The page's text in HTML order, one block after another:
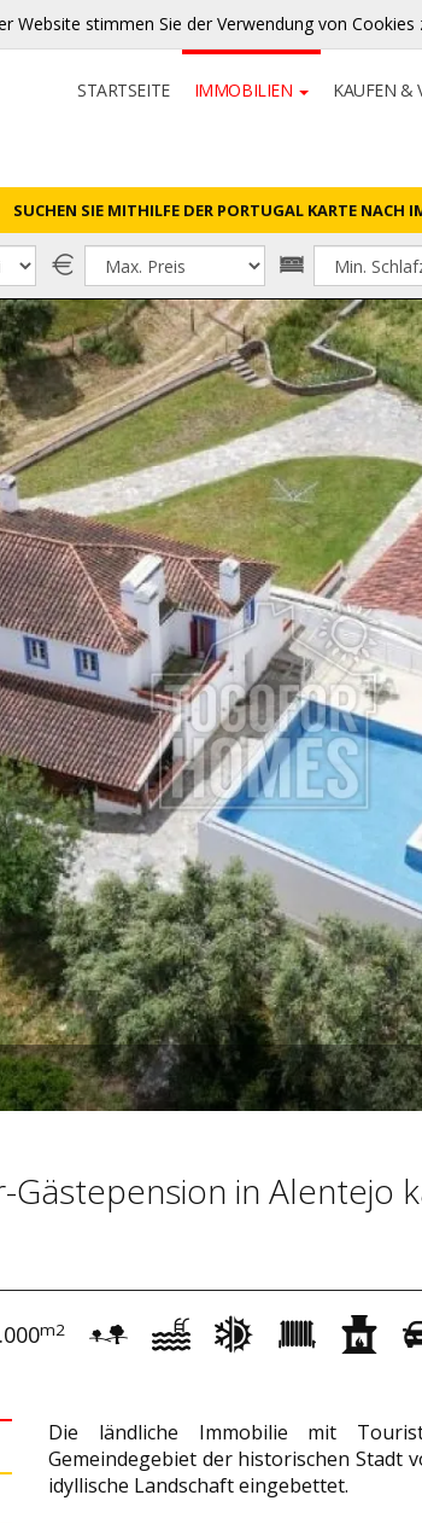
Website stimmen Sie der Verwendung von Cookies
STARTSEITE IMMOBILIEN KAUFEN &
SUCHEN SIE MITHILFE DER PORTUGAL KARTE NACH
in Alentejo
m2
Die ländliche Immobilie mit
Gemeindegebiet der historischen Stadt
idyllische Landschaft eingebettet.